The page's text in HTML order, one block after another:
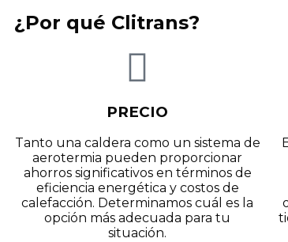
¿Por qué Clitrans?
PRECIO
Tanto una caldera como un sistema de
aerotermia pueden proporcionar
ahorros significativos en términos de
eficiencia energética y costos de
calefacción. Determinamos cuál es la
opción más adecuada para tu
situación.